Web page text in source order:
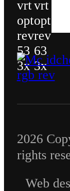
2026
rights
Web